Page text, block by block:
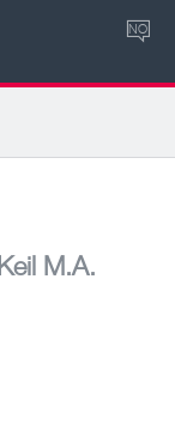
NO
M.A.